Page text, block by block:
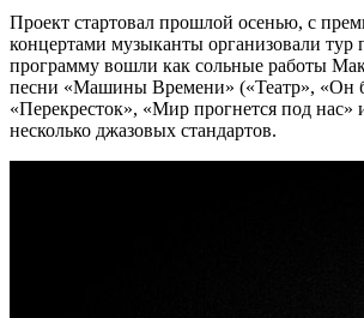
Проект стартовал прошлой осенью, с
концертами музыканты организовали
программу вошли как сольные работы
песни «Машины Времени» («Театр», «Он
«Перекресток», «Мир прогнется под нас»
несколько джазовых стандартов.